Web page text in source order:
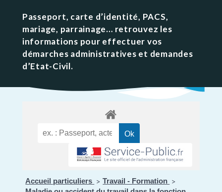
Passeport, carte d’identité, PACS,
mariage, parrainage… retrouvez les
informations pour effectuer vos
démarches administratives et demandes
d’Etat-Civil.
Accueil particuliers > Travail - Formation >